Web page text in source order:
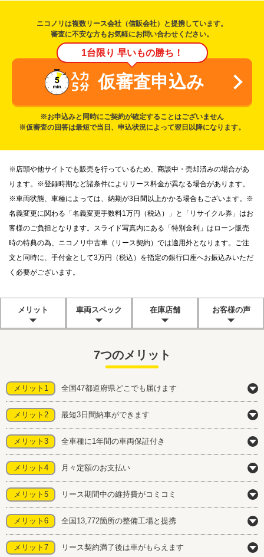
ニコノリは複数リース会社（信販会社）と提携しています。
審査に不安な方もお気軽にお問い合わせください。
1台限り 早いもの勝ち！
仮審査申込み
※お申込みと同時にご契約が確定することはございません
※仮審査の回答は最短で当日、申込状況によって翌日以降になります。
※店頭や他サイトでも販売を行っているため、商談中・売却済みの場合があ
ります。※登録時期など諸条件によりリース料金が異なる場合があります。
※車両状態、車種によっては、納期が3日間以上かかる場合もございます。※
名義変更に関わる「名義変更手数料1万円（税込）」と「リサイクル券」はお
客様のご負担となります。スライド写真内にある「特別金利」はローン販売
時の特典の為、ニコノリ中古車（リース契約）では適用外となります。ご注
文と同時に、手付金として3万円（税込）を指定の銀行口座へお振込みいただ
く必要がございます。
メリット 車両スペック 在庫店舗 お客様の声
7つのメリット
メリット1 全国47都道府県どこでも届けます
メリット2 最短3日間納車ができます
メリット3 全車種に1年間の車両保証付き
メリット4 月々定額のお支払い
メリット5 リース期間中の維持費がコミコミ
メリット6 全国13,772箇所の整備工場と提携
メリット7 リース契約満了後は車がもらえます